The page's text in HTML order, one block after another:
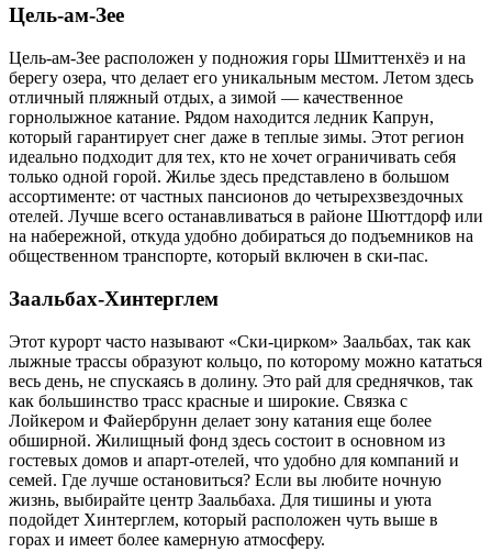
Цель-ам-Зее
Цель-ам-Зее расположен у подножия горы Шмиттенхёэ и на
берегу озера, что делает его уникальным местом. Летом здесь
отличный пляжный отдых, а зимой — качественное
горнолыжное катание. Рядом находится ледник Капрун,
который гарантирует снег даже в теплые зимы. Этот регион
идеально подходит для тех, кто не хочет ограничивать себя
только одной горой. Жилье здесь представлено в большом
ассортименте: от частных пансионов до четырехзвездочных
отелей. Лучше всего останавливаться в районе Шюттдорф или
на набережной, откуда удобно добираться до подъемников на
общественном транспорте, который включен в ски-пас.
Заальбах-Хинтерглем
Этот курорт часто называют «Ски-цирком» Заальбах, так как
лыжные трассы образуют кольцо, по которому можно кататься
весь день, не спускаясь в долину. Это рай для среднячков, так
как большинство трасс красные и широкие. Связка с
Лойкером и Файербрунн делает зону катания еще более
обширной. Жилищный фонд здесь состоит в основном из
гостевых домов и апарт-отелей, что удобно для компаний и
семей. Где лучше остановиться? Если вы любите ночную
жизнь, выбирайте центр Заальбаха. Для тишины и уюта
подойдет Хинтерглем, который расположен чуть выше в
горах и имеет более камерную атмосферу.